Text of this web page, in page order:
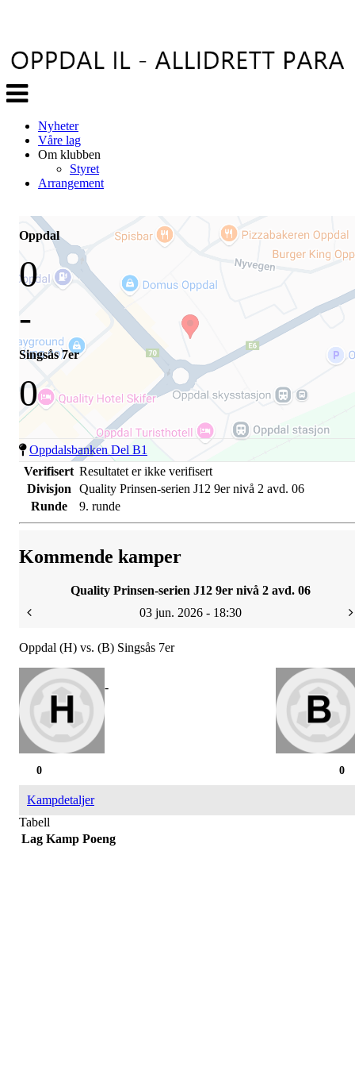
Veksle
navigasjon
Nyheter
Våre lag
Om klubben
Styret
Arrangement
Oppdal
0
-
Singsås 7er
0
Oppdalsbanken Del B1
Verifisert Resultatet er ikke verifisert
Divisjon
Quality Prinsen-serien J12 9er nivå 2 avd. 06
Runde
9. runde
Kommende kamper
Quality Prinsen-serien J12 9er nivå 2 avd. 06
03 jun. 2026 - 18:30
Oppdal (H) vs. (B) Singsås 7er
-
0
0
Kampdetaljer
Tabell
Lag Kamp Poeng